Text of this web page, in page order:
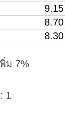
9.15
8.70
8.30
ม 7%
1